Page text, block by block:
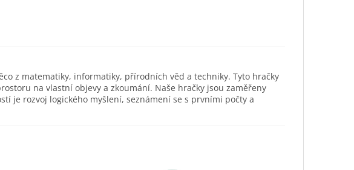
z matematiky, informatiky, přírodních věd a techniky. Tyto hračky
na vlastní objevy a zkoumání. Naše hračky jsou zaměřeny
je rozvoj logického myšlení, seznámení se s prvními počty a